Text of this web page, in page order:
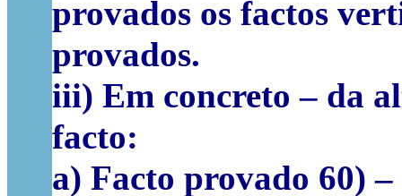
provados os factos
provados.
iii) Em concreto – da
facto:
a) Facto provado 60) –